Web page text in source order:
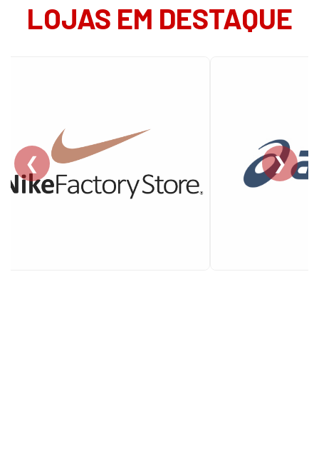
LOJAS EM DESTAQUE
❮ ❯